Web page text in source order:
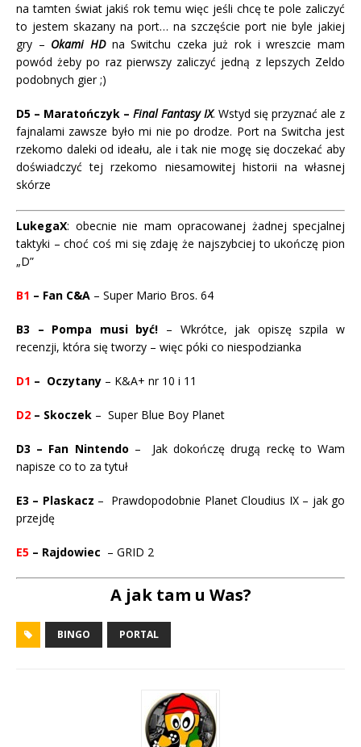
na tamten świat jakiś rok temu więc jeśli chcę te pole zaliczyć
to jestem skazany na port… na szczęście port nie byle jakiej
gry – Okami HDna Switchu czeka już rok i wreszcie mam
powód żeby po raz pierwszy zaliczyć jedną z lepszych Zeldo
podobnych gier ;)
D5 – Maratończyk –Final Fantasy IX. Wstyd się przyznać ale z
fajnalami zawsze było mi nie po drodze. Port na Switcha jest
rzekomo daleki od ideału, ale i tak nie mogę się doczekać aby
doświadczyć tej rzekomo niesamowitej historii na własnej
skórze
LukegaX: obecnie nie mam opracowanej żadnej specjalnej
taktyki – choć coś mi się zdaję że najszybciej to ukończę pion
„D”
B1 – Fan C&A – Super Mario Bros. 64
B3 – Pompa musi być! – Wkrótce, jak opiszę szpila w
recenzji, która się tworzy – więc póki co niespodzianka
D1 – Oczytany – K&A+ nr 10 i 11
D2 – Skoczek – Super Blue Boy Planet
D3 – Fan Nintendo – Jak dokończę drugą reckę to Wam
napisze co to za tytuł
E3 – Plaskacz – Prawdopodobnie Planet Cloudius IX – jak go
przejdę
E5 – Rajdowiec – GRID 2
A jak tam u Was?
BINGO PORTAL